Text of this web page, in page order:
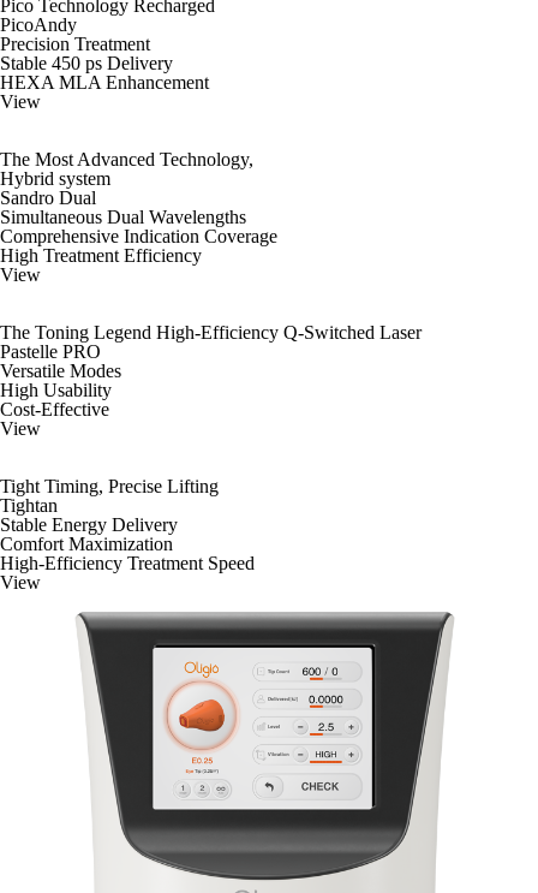
Pico Technology Recharged
PicoAndy
Precision Treatment
Stable 450 ps Delivery
HEXA MLA Enhancement
View
The Most Advanced Technology,
Hybrid system
Sandro Dual
Simultaneous Dual Wavelengths
Comprehensive Indication Coverage
High Treatment Efficiency
View
The Toning Legend High-Efficiency Q-Switched Laser
Pastelle PRO
Versatile Modes
High Usability
Cost-Effective
View
Tight Timing, Precise Lifting
Tightan
Stable Energy Delivery
Comfort Maximization
High-Efficiency Treatment Speed
View